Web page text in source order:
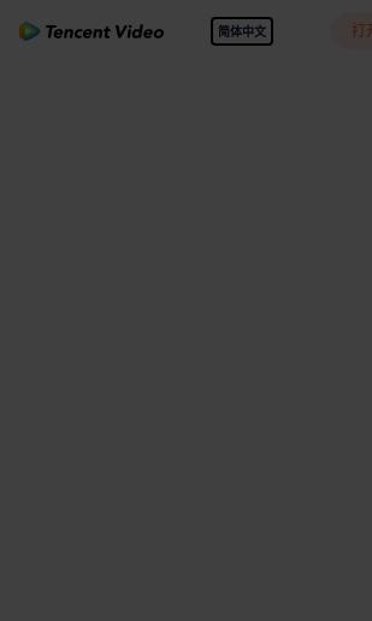
简体中文 打